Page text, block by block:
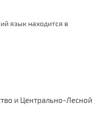
язык находится в
и Центрально-Лесной